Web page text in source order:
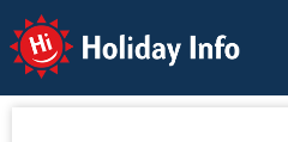
Holiday Info